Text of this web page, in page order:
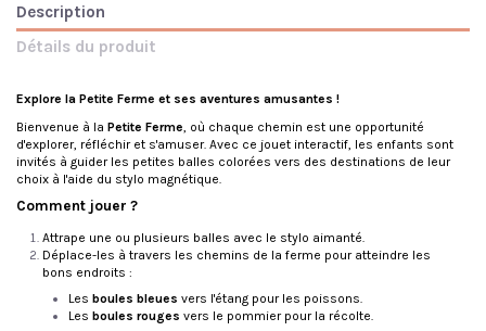
Description
Détails du produit
Explore la Petite Ferme et ses aventures amusantes !
Bienvenue à la Petite Ferme , où chaque chemin est une opportunité
d'explorer, réfléchir et s'amuser. Avec ce jouet interactif, les enfants sont
invités à guider les petites balles colorées vers des destinations de leur
choix à l'aide du stylo magnétique.
Comment jouer ?
Attrape une ou plusieurs balles avec le stylo aimanté.
Déplace-les à travers les chemins de la ferme pour atteindre les
bons endroits :
Les boules bleues vers l'étang pour les poissons.
Les boules rouges vers le pommier pour la récolte.